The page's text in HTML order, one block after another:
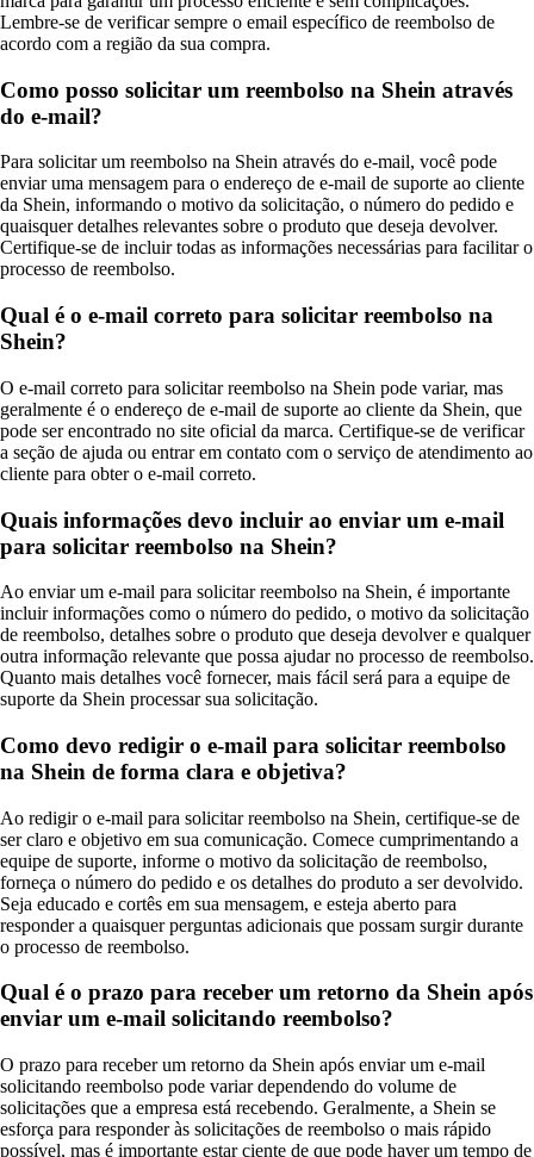
Lembre-se de verificar sempre o email específico de reembolso de
acordo com a região da sua compra.
Como posso solicitar um reembolso na Shein através
do e-mail?
Para solicitar um reembolso na Shein através do e-mail, você pode
enviar uma mensagem para o endereço de e-mail de suporte ao cliente
da Shein, informando o motivo da solicitação, o número do pedido e
quaisquer detalhes relevantes sobre o produto que deseja devolver.
Certifique-se de incluir todas as informações necessárias para facilitar o
processo de reembolso.
Qual é o e-mail correto para solicitar reembolso na
Shein?
O e-mail correto para solicitar reembolso na Shein pode variar, mas
geralmente é o endereço de e-mail de suporte ao cliente da Shein, que
pode ser encontrado no site oficial da marca. Certifique-se de verificar
a seção de ajuda ou entrar em contato com o serviço de atendimento ao
cliente para obter o e-mail correto.
Quais informações devo incluir ao enviar um e-mail
para solicitar reembolso na Shein?
Ao enviar um e-mail para solicitar reembolso na Shein, é importante
incluir informações como o número do pedido, o motivo da solicitação
de reembolso, detalhes sobre o produto que deseja devolver e qualquer
outra informação relevante que possa ajudar no processo de reembolso.
Quanto mais detalhes você fornecer, mais fácil será para a equipe de
suporte da Shein processar sua solicitação.
Como devo redigir o e-mail para solicitar reembolso
na Shein de forma clara e objetiva?
Ao redigir o e-mail para solicitar reembolso na Shein, certifique-se de
ser claro e objetivo em sua comunicação. Comece cumprimentando a
equipe de suporte, informe o motivo da solicitação de reembolso,
forneça o número do pedido e os detalhes do produto a ser devolvido.
Seja educado e cortês em sua mensagem, e esteja aberto para
responder a quaisquer perguntas adicionais que possam surgir durante
o processo de reembolso.
Qual é o prazo para receber um retorno da Shein após
enviar um e-mail solicitando reembolso?
O prazo para receber um retorno da Shein após enviar um e-mail
solicitando reembolso pode variar dependendo do volume de
solicitações que a empresa está recebendo. Geralmente, a Shein se
esforça para responder às solicitações de reembolso o mais rápido
possível, mas é importante estar ciente de que pode haver um tempo de